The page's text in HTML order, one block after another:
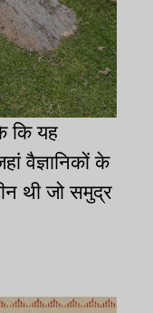
कि यह
वैज्ञानिकों के
थी जो समुद्र